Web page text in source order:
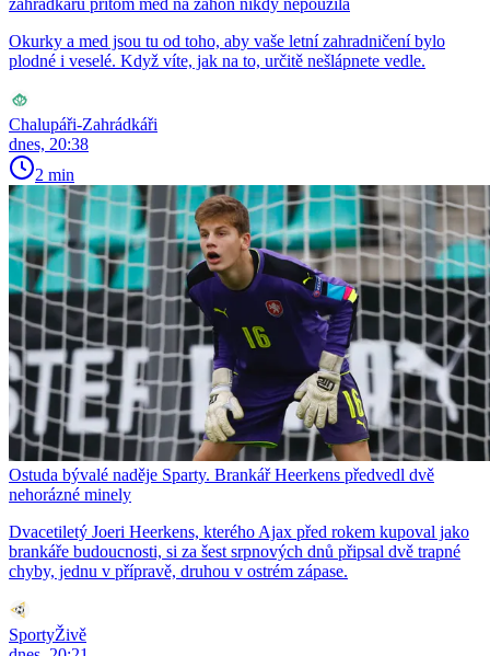
zahrádkářů přitom med na záhon nikdy nepoužila
Okurky a med jsou tu od toho, aby vaše letní zahradničení bylo
plodné i veselé. Když víte, jak na to, určitě nešlápnete vedle.
Chalupáři-Zahrádkáři
dnes, 20:38
2 min
Ostuda bývalé naděje Sparty. Brankář Heerkens předvedl dvě
nehorázné minely
Dvacetiletý Joeri Heerkens, kterého Ajax před rokem kupoval jako
brankáře budoucnosti, si za šest srpnových dnů připsal dvě trapné
chyby, jednu v přípravě, druhou v ostrém zápase.
SportyŽivě